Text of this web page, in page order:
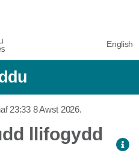
English
23:33 8 Awst 2026.
llifogydd